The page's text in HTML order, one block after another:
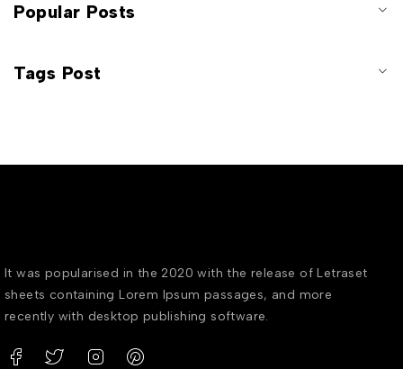
Popular Posts
Tags Post
It was popularised in the 2020 with the release of Letraset
sheets containing Lorem Ipsum passages, and more
recently with desktop publishing software.